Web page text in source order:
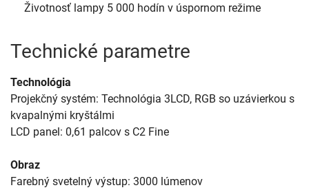
Životnosť lampy 5 000 hodín v úspornom režime
Technické parametre
Technológia
Projekčný systém: Technológia 3LCD, RGB so uzávierkou s
kvapalnými kryštálmi
LCD panel: 0,61 palcov s C2 Fine
Obraz
Farebný svetelný výstup: 3000 lúmenov